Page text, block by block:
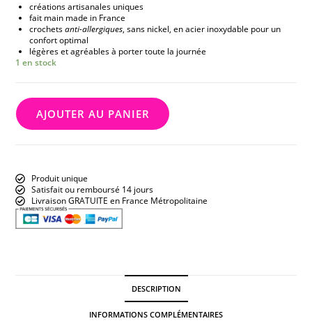
créations artisanales uniques
fait main made in France
crochetsanti-allergiques, sans nickel, en acier inoxydable pour un
confort optimal
légères et agréables à porter toute la journée
1 en stock
AJOUTER AU PANIER
Produit unique
Satisfait ou remboursé 14 jours
Livraison GRATUITE en France Métropolitaine
DESCRIPTION
INFORMATIONS COMPLÉMENTAIRES